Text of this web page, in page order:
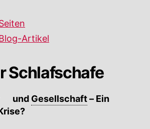
Artikel
Schlafschafe
und Gesellschaft– Ein